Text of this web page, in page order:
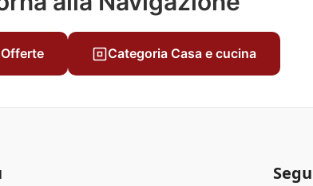
Categoria Casa e cucina